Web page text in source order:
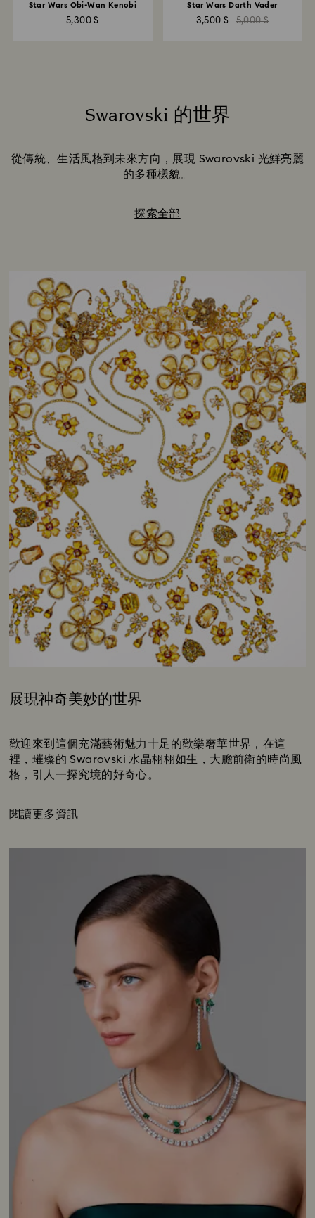
Star Wars Obi-Wan Kenobi
5,300 $
Star Wars Darth Vader
3,500 $ 5,000 $
Swarovski 的世界
從傳統、生活風格到未來方向，展現 Swarovski 光鮮亮麗
的多種樣貌。
探索全部
展現神奇美妙的世界
歡迎來到這個充滿藝術魅力十足的歡樂奢華世界，在這
裡，璀璨的 Swarovski 水晶栩栩如生，大膽前衛的時尚風
格，引人一探究境的好奇心。
閱讀更多資訊